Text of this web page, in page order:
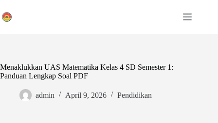
to
content
Menaklukkan UAS Matematika Kelas 4 SD Semester 1:
Panduan Lengkap Soal PDF
admin April 9, 2026 Pendidikan